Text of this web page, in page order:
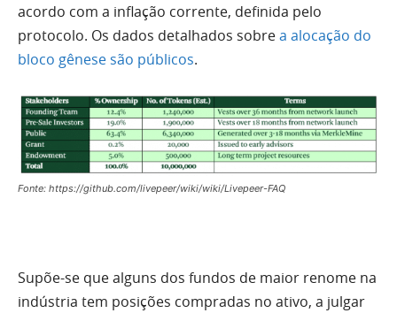
acordo com a inflação corrente, definida pelo
protocolo. Os dados detalhados sobrea alocação do
bloco gênese são públicos.
Fonte: https://github.com/livepeer/wiki/wiki/Livepeer-FAQ
Supõe-se que alguns dos fundos de maior renome na
indústria tem posições compradas no ativo, a julgar